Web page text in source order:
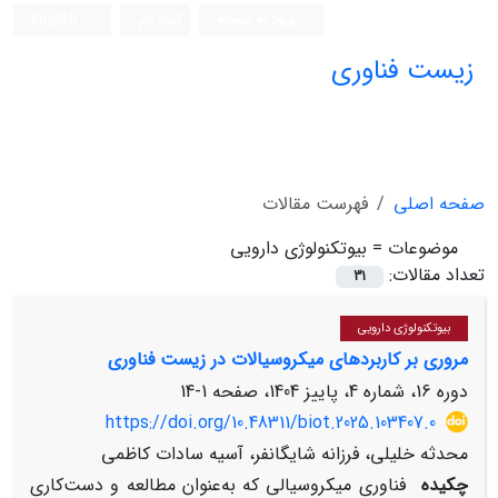
زیست فناوری
صفحه اصلی
فهرست مقالات
موضوعات = بیوتکنولوژی دارویی
تعداد مقالات:
31
بیوتکنولوژی دارویی
مروری بر کاربردهای میکروسیالات در زیست فناوری
دوره 16، شماره 4، پاییز 1404، صفحه
1-14
https://doi.org/10.48311/biot.2025.103407.0
محدثه خلیلی، فرزانه شایگانفر، آسیه سادات کاظمی
چکیده فناوری میکروسیالی که به‌عنوان مطالعه و دست‌کاری